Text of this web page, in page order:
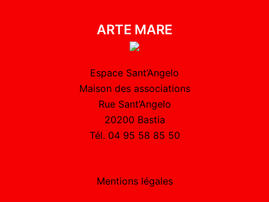
ARTE MARE
Espace Sant’Angelo
Maison des associations
Rue Sant’Angelo
20200 Bastia
Tél. 04 95 58 85 50
Mentions légales